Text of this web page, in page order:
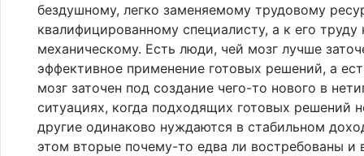
бездушному, легко заменяемому трудовому
квалифицированному специалисту, а к его труду
механическому. Есть люди, чей мозг лучше
эффективное применение готовых решений, а
мозг заточен под создание чего-то нового в
ситуациях, когда подходящих готовых решений
другие одинаково нуждаются в стабильном
этом вторые почему-то едва ли востребованы и